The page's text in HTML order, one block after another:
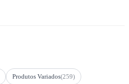
Produtos Variados(259)